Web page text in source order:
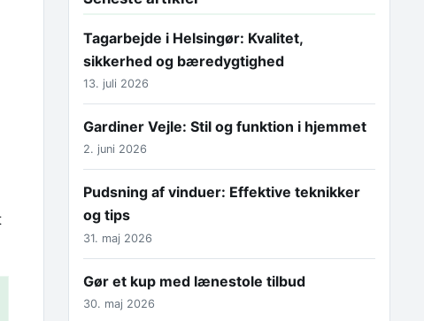
Tagarbejde i Helsingør: Kvalitet,
sikkerhed og bæredygtighed
13. juli 2026
Gardiner Vejle: Stil og funktion i hjemmet
2. juni 2026
Pudsning af vinduer: Effektive teknikker
og tips
31. maj 2026
Gør et kup med lænestole tilbud
30. maj 2026